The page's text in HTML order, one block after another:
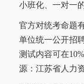
小班化、一对一
官方对统考命题
单位统一公开招
测试内容可在
源：江苏省人力